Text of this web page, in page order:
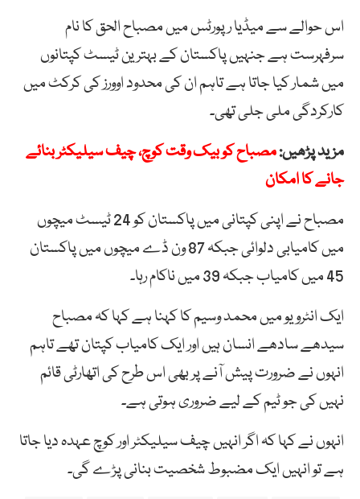
اس حوالے سے میڈیا رپورٹس میں مصباح الحق کا نام
سرفہرست ہے جنہیں پاکستان کے بہترین ٹیسٹ کپتانوں
میں شمار کیا جاتا ہے تاہم ان کی محدود اوورز کی کرکٹ میں
کارکردگی ملی جلی تھی۔
مزید پڑھیں:مصباح کو بیک وقت کوچ، چیف سیلیکٹر بنائے
جانے کا امکان
مصباح نے اپنی کپتانی میں پاکستان کو 24 ٹیسٹ میچوں
میں کامیابی دلوائی جبکہ 87 ون ڈے میچوں میں پاکستان
45 میں کامیاب جبکہ 39 میں ناکام رہا۔
ایک انٹرویو میں محمد وسیم کا کہنا ہے کہا کہ مصباح
سیدھے سادھے انسان ہیں اور ایک کامیاب کپتان تھے تاہم
انہوں نے ضرورت پیش آنے پر بھی اس طرح کی اتھارٹی قائم
نہیں کی جو ٹیم کے لیے ضروری ہوتی ہے۔
انہوں نے کہا کہ اگر انہیں چیف سیلیکٹر اور کوچ عہدہ دیا جاتا
ہے تو انہیں ایک مضبوط شخصیت بنانی پڑے گی۔